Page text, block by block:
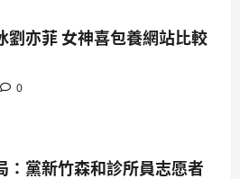
劉亦菲 女神喜包養網站比較
0
：黨新竹森和診所員志愿者